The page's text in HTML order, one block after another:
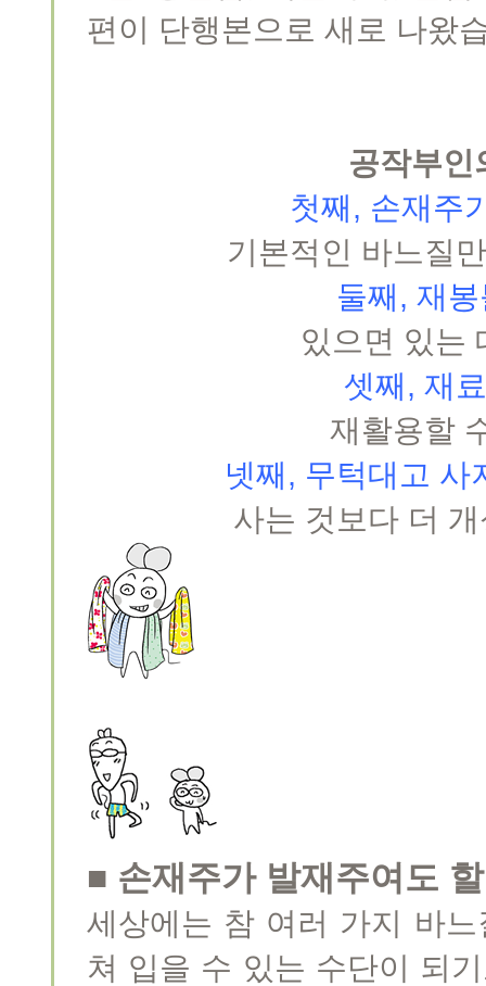
편이 단행본으로 새로 나왔
공작부인
첫째, 손재주
기본적인 바느질
둘째, 재
있으면 있는
셋째, 재
재활용할
넷째, 무턱대고
사는 것보다 더
■ 손재주가 발재주여도
세상에는 참 여러 가지 바
쳐 입을 수 있는 수단이 되